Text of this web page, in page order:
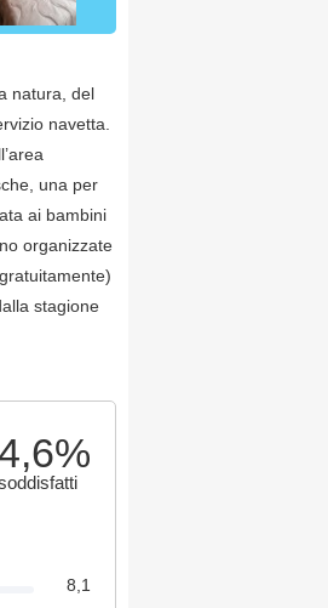
natura, del
navetta.
una per
ai bambini
organizzate
stagione
8,1